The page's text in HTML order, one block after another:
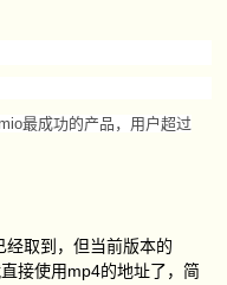
最成功的产品，用户超过
取到，但当前版本的
接使用mp4的地址了，简